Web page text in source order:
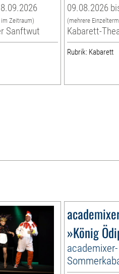
Zeitraum)
Sanftwut
09.08.2026
(mehrere
Kabarett-
Rubrik: Kabarett
»König
academixer-